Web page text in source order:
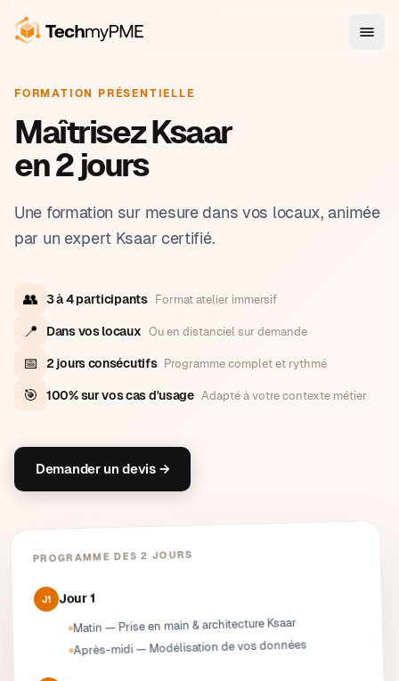
FORMATION PRÉSENTIELLE
Maîtrisez Ksaar
en 2 jours
Une formation sur mesure dans vos locaux, animée
par un expert Ksaar certifié.
👥 3 à 4 participants Format atelier immersif
📍 Dans vos locaux Ou en distanciel sur demande
📅 2 jours consécutifs Programme complet et rythmé
🎯 100% sur vos cas d'usage Adapté à votre contexte métier
Demander un devis →
PROGRAMME DES 2 JOURS
J1 Jour 1
Matin — Prise en main & architecture Ksaar
Après-midi — Modélisation de vos données